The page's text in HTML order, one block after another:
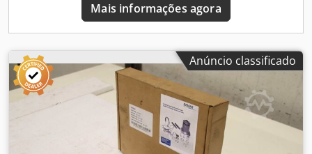
Mais informações agora
Anúncio classificado